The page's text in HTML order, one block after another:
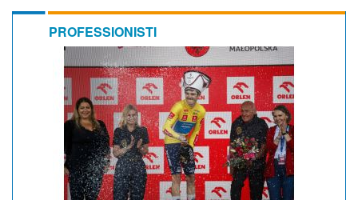
PROFESSIONISTI